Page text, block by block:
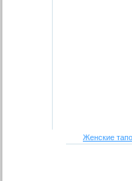
Женские